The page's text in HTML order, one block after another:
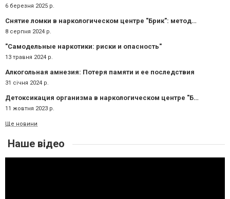
6 березня 2025 р.
Снятие ломки в наркологическом центре "Брик": методики и подходы
8 серпня 2024 р.
"Самодельные наркотики: риски и опасность"
13 травня 2024 р.
Алкогольная амнезия: Потеря памяти и ее последствия
31 січня 2024 р.
Детоксикация организма в наркологическом центре "Брик": путь к новой жизни
11 жовтня 2023 р.
Ще новини
Наше відео